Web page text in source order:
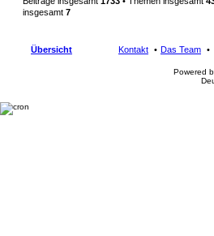
insgesamt 7
Übersicht Das Team
Kontakt
Powered